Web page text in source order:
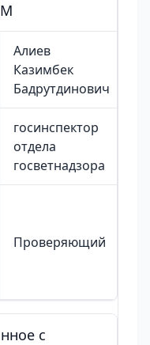
Алиев
Казимбек
Бадрутдинович
госинспектор
отдела
госветнадзора
Проверяющий
с